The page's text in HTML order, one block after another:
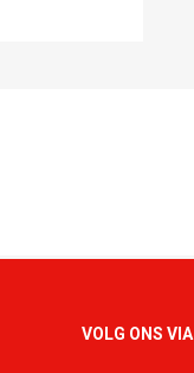
VOLG ONS VIA